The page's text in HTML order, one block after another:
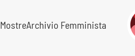
MostreArchivio Femminista